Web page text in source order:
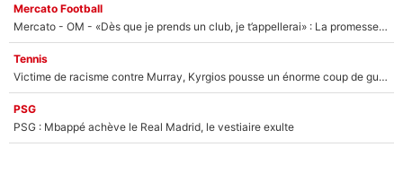
Mercato Football
Mercato - OM - «Dès que je prends un club, je t’appellerai» : La promesse de Marcelino au moment de claquer la porte
Tennis
Victime de racisme contre Murray, Kyrgios pousse un énorme coup de gueule !
PSG
PSG : Mbappé achève le Real Madrid, le vestiaire exulte